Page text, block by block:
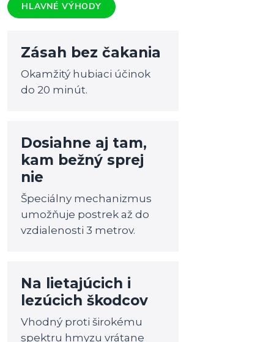
HLAVNÉ VÝHODY
Zásah bez čakania
Okamžitý hubiaci účinok
do 20 minút.
Dosiahne aj tam,
kam bežný sprej
nie
Špeciálny mechanizmus
umožňuje postrek až do
vzdialenosti 3 metrov.
Na lietajúcich i
lezúcich škodcov
Vhodný proti širokému
spektru hmyzu vrátane